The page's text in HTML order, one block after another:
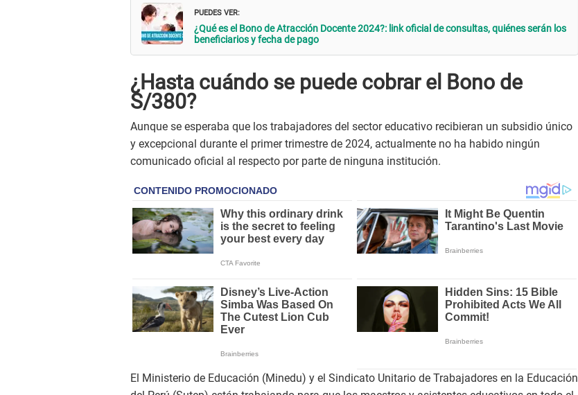
PUEDES VER:
¿Qué es el Bono de Atracción Docente 2024?: link oficial de consultas, quiénes serán los
beneficiarios y fecha de pago
¿Hasta cuándo se puede cobrar el Bono de
S/380?
Aunque se esperaba que los trabajadores del sector educativo recibieran un subsidio único
y excepcional durante el primer trimestre de 2024, actualmente no ha habido ningún
comunicado oficial al respecto por parte de ninguna institución.
El Ministerio de Educación (Minedu) y el Sindicato Unitario de Trabajadores en la Educación